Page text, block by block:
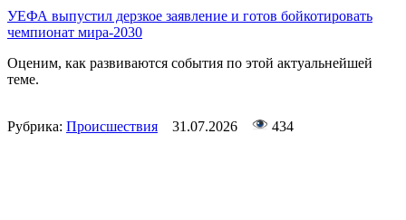
УЕФА выпустил дерзкое заявление и готов бойкотировать
чемпионат мира-2030
Оценим, как развиваются события по этой актуальнейшей
теме.
Рубрика: Происшествия 31.07.2026 434